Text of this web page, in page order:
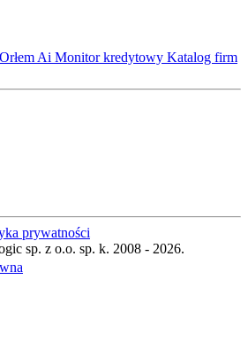
Ai Monitor kredytowy Katalog firm
prywatności
sp. z o.o. sp. k. 2008 - 2026.